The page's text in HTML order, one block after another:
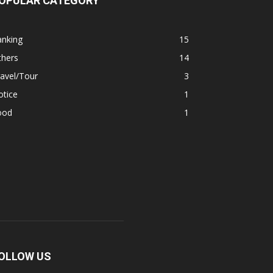
15
14
Tour
3
1
1
US